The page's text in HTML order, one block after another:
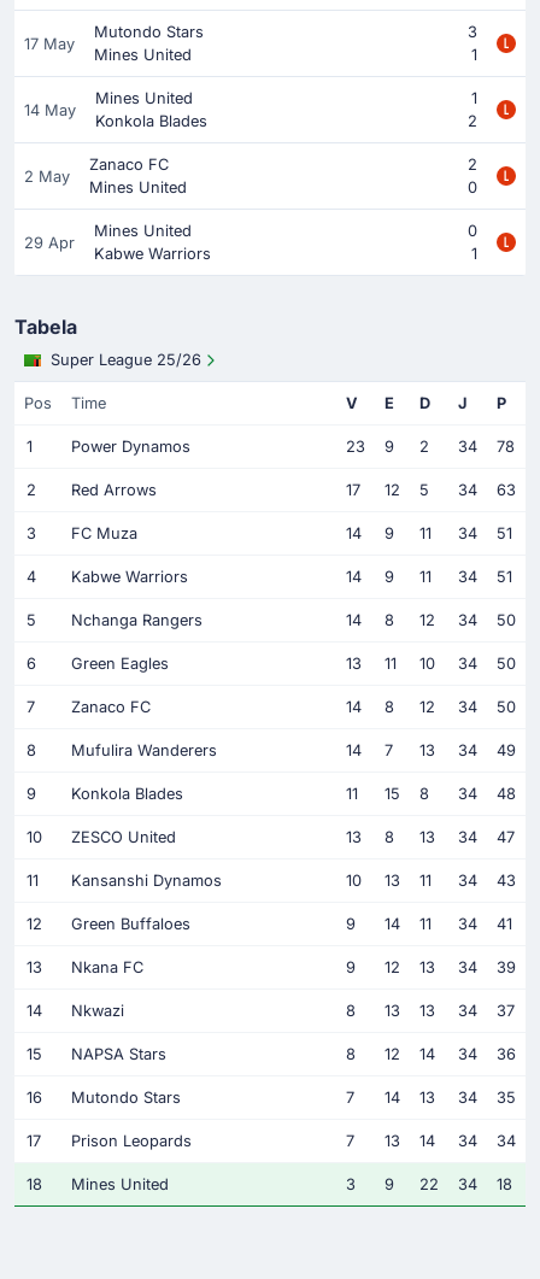
17 May
Mutondo Stars
3
Mines United
1
14 May
Mines United
1
Konkola Blades
2
2 May
Zanaco FC
2
Mines United
0
29 Apr
Mines United
0
Kabwe Warriors
1
Tabela
Super League 25/26
Pos Time V E D J P
1 Power Dynamos 23 9 2 34 78
2 Red Arrows 17 12 5 34 63
3 FC Muza 14 9 11 34 51
4 Kabwe Warriors 14 9 11 34 51
5 Nchanga Rangers 14 8 12 34 50
6 Green Eagles 13 11 10 34 50
7 Zanaco FC 14 8 12 34 50
8 Mufulira Wanderers 14 7 13 34 49
9 Konkola Blades 11 15 8 34 48
10 ZESCO United 13 8 13 34 47
11 Kansanshi Dynamos 10 13 11 34 43
12 Green Buffaloes 9 14 11 34 41
13 Nkana FC 9 12 13 34 39
14 Nkwazi 8 13 13 34 37
15 NAPSA Stars 8 12 14 34 36
16 Mutondo Stars 7 14 13 34 35
17 Prison Leopards 7 13 14 34 34
18 Mines United 3 9 22 34 18